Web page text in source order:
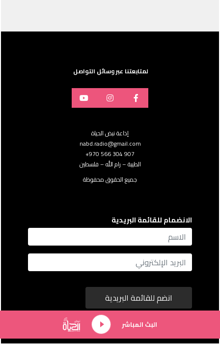
البث المباشر
لمتابعتنا عبر وسائل التواصل
إذاعة نبض الحياة
nabd.radio@gmail.com
907 304 566 970+
الطيبة – رام الله – فلسطين
جميع الحقوق محفوظة
الانضمام للقائمة البريدية
name
Email
انضم للقائمة البريدية